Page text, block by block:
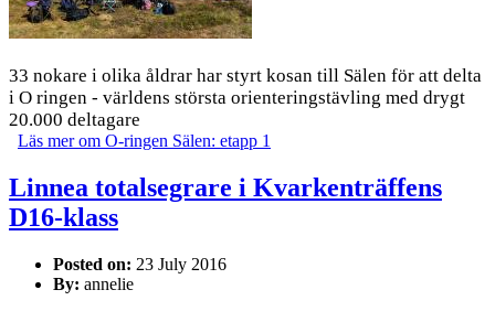
33 nokare i olika åldrar har styrt kosan till Sälen för att delta
i O ringen - världens största orienteringstävling med drygt
20.000 deltagare
Läs merom O-ringen Sälen: etapp 1
Linnea totalsegrare i Kvarkenträffens
D16-klass
Posted on: 23 July 2016
By: annelie